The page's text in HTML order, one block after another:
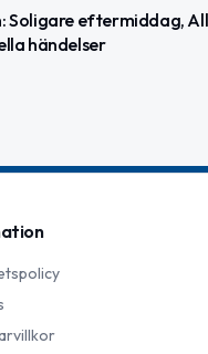
Soligare eftermiddag,
händelser